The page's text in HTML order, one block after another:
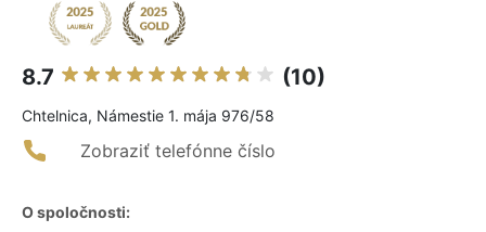
8.7 (10)
Chtelnica, Námestie 1. mája 976/58
Zobraziť telefónne číslo
O spoločnosti: